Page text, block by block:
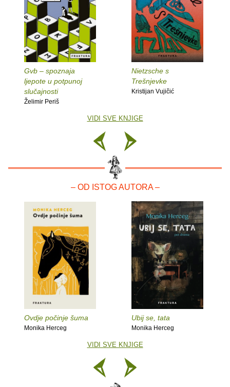
Gvb – spoznaja
ljepote u potpunoj
slučajnosti
Želimir Periš
Nietzsche s
Trešnjevke
Kristijan Vujičić
VIDI SVE KNJIGE
– OD ISTOG AUTORA –
Ovdje počinje šuma
Monika Herceg
Ubij se, tata
Monika Herceg
VIDI SVE KNJIGE